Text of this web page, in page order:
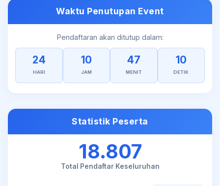
Waktu Penutupan Event
Pendaftaran akan ditutup dalam:
24
HARI
10
JAM
47
MENIT
10
DETIK
Statistik Peserta
18.807
Total Pendaftar Keseluruhan